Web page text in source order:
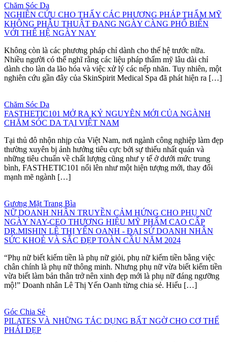
Chăm Sóc Da
NGHIÊN CỨU CHO THẤY CÁC PHƯƠNG PHÁP THẨM MỸ
KHÔNG PHẪU THUẬT ĐANG NGÀY CÀNG PHỔ BIẾN
VỚI THẾ HỆ NGÀY NAY
Không còn là các phương pháp chỉ dành cho thế hệ trước nữa.
Nhiều người có thể nghĩ rằng các liệu pháp thẩm mỹ lâu dài chỉ
dành cho làn da lão hóa và việc xử lý các nếp nhăn. Tuy nhiên, một
nghiên cứu gần đây của SkinSpirit Medical Spa đã phát hiện ra […]
Chăm Sóc Da
FASTHETIC101 MỞ RA KỶ NGUYÊN MỚI CỦA NGÀNH
CHĂM SÓC DA TẠI VIỆT NAM
Tại thủ đô nhộn nhịp của Việt Nam, nơi ngành công nghiệp làm đẹp
thường xuyên bị ảnh hưởng tiêu cực bởi sự thiếu nhất quán và
những tiêu chuẩn về chất lượng cũng như y tế ở dưới mức trung
bình, FASTHETIC101 nổi lên như một hiện tượng mới, thay đổi
mạnh mẽ ngành […]
Gương Mặt Trang Bìa
NỮ DOANH NHÂN TRUYỀN CẢM HỨNG CHO PHỤ NỮ
NGÀY NAY-CEO THƯƠNG HIỆU MỸ PHẨM CAO CẤP
DR.MISHIN LÊ THỊ YẾN OANH - ĐẠI SỨ DOANH NHÂN
SỨC KHOẺ VÀ SẮC ĐẸP TOÀN CẦU NĂM 2024
“Phụ nữ biết kiếm tiền là phụ nữ giỏi, phụ nữ kiếm tiền bằng việc
chân chính là phụ nữ thông minh. Nhưng phụ nữ vừa biết kiếm tiền
vừa biết làm bản thân trở nên xinh đẹp mới là phụ nữ đáng ngưỡng
mộ!” Doanh nhân Lê Thị Yến Oanh từng chia sẻ. Hiểu […]
Góc Chia Sẻ
PILATES VÀ NHỮNG TÁC DỤNG BẤT NGỜ CHO CƠ THỂ
PHÁI ĐẸP